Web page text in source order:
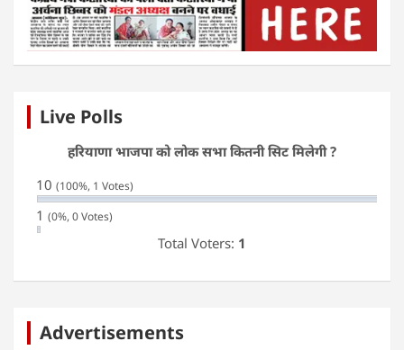
Live Polls
हरियाणा भाजपा को लोक सभा कितनी सिट मिलेगी ?
10 (100%, 1 Votes)
1 (0%, 0 Votes)
Total Voters: 1
Advertisements